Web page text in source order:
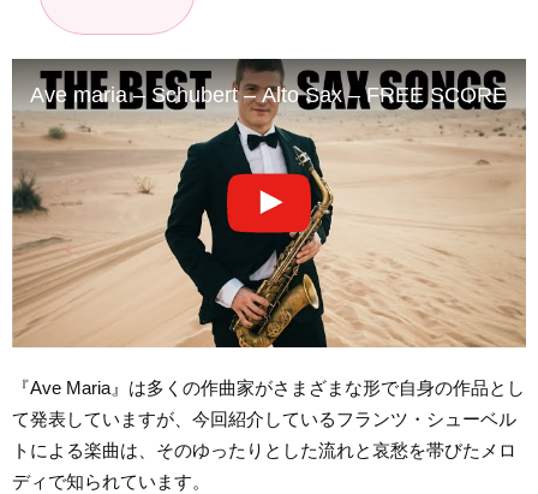
Ave maria – Schubert – Alto Sax – FREE SCORE
『Ave Maria』は多くの作曲家がさまざまな形で自身の作品とし
て発表していますが、今回紹介しているフランツ・シューベル
トによる楽曲は、そのゆったりとした流れと哀愁を帯びたメロ
ディで知られています。